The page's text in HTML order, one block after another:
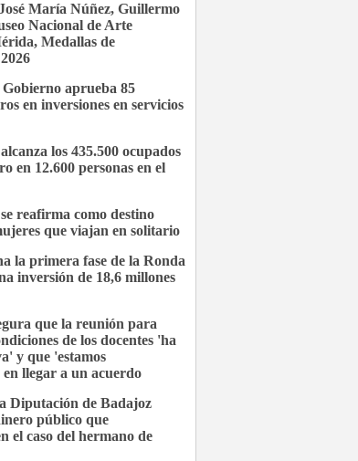
María Núñez, Guillermo
Nacional de Arte
Medallas de
aprueba 85
en inversiones en servicios
los 435.500 ocupados
en 12.600 personas en el
reafirma como destino
que viajan en solitario
la primera fase de la Ronda
inversión de 18,6 millones
que la reunión para
de los docentes 'ha
y que 'estamos
en llegar a un acuerdo
Diputación de Badajoz
público que
el caso del hermano de